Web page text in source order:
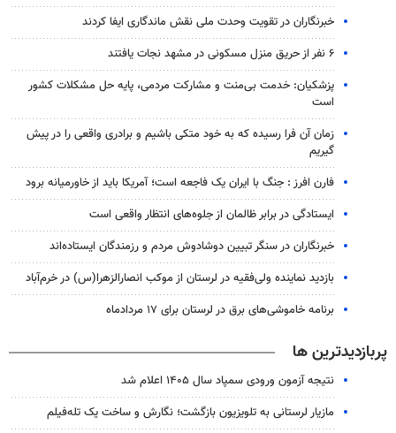
خبرنگاران در تقویت وحدت ملی نقش ماندگاری ایفا کردند
۶ نفر از حریق منزل مسکونی در مشهد نجات یافتند
پزشکیان: خدمت بی‌منت و مشارکت مردمی، پایه حل مشکلات کشور
است
زمان آن فرا رسیده که به خود متکی باشیم و برادری واقعی را در پیش
گیریم
فارن افرز : جنگ با ایران یک فاجعه است؛ آمریکا باید از خاورمیانه برود
ایستادگی در برابر ظالمان از جلوه‌های انتظار واقعی است
خبرنگاران در سنگر تبیین دوشادوش مردم و رزمندگان ایستاده‌اند
بازدید نماینده ولی‌فقیه در لرستان از موکب انصارالزهرا(س) در خرم‌آباد
برنامه خاموشی‌های برق در لرستان برای ۱۷ مردادماه
پربازدیدترین ها
نتیجه آزمون ورودی سمپاد سال ۱۴۰۵ اعلام شد
مازیار لرستانی به تلویزیون بازگشت؛ نگارش و ساخت یک تله‌فیلم